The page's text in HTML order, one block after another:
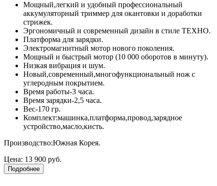
Мощный,легкий и удобный профессиональный
аккумуляторный триммер для окантовки и доработки
стрижек.
Эргономичный и современный дизайн в стиле ТЕХНО.
Платформа для зарядки.
Электромагнитный мотор нового поколения.
Мощный и быстрый мотор (10 000 оборотов в минуту).
Низкая вибрация и шум.
Новый,современный,многофункциональный нож с
углеродным покрытием.
Время работы-3 часа.
Время зарядки-2,5 часа.
Вес-170 гр.
Комплект:машинка,платформа,провод,зарядное
устройство,масло,кисть.
Производство:Южная Корея.
Цена: 13 900 руб.
Подробнее